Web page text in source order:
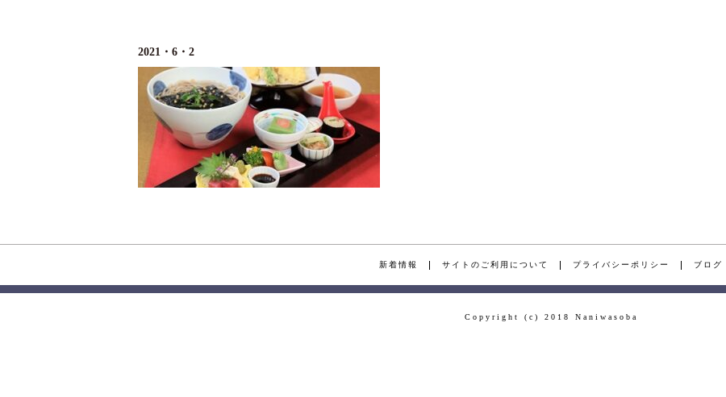
2021・6・2
新着情報 サイトのご利用について プライバシーポリシー ブログ
Copyright (c) 2018 Naniwasoba